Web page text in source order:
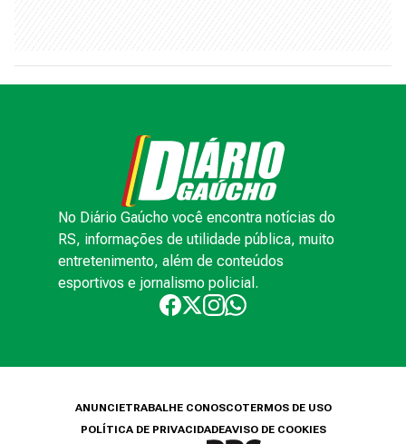
No Diário Gaúcho você encontra notícias do
RS, informações de utilidade pública, muito
entretenimento, além de conteúdos
esportivos e jornalismo policial.
ANUNCIETRABALHE CONOSCOTERMOS DE USO
POLÍTICA DE PRIVACIDADEAVISO DE COOKIES